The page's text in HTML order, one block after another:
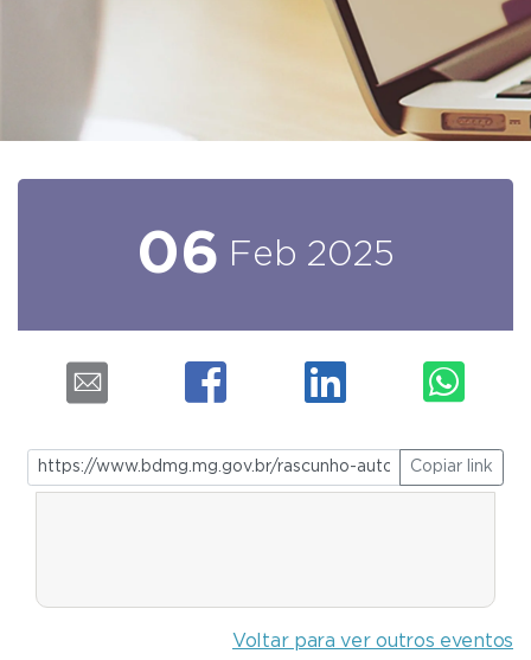
06 Feb 2025
Copiar link
Voltar para ver outros eventos